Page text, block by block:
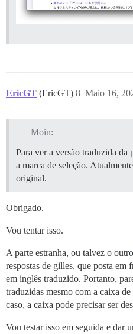
EricGT (EricGT) Maio 16,
8
Moin:
Para ver a versão traduzida da
a marca de seleção.
original.
Obrigado.
Vou tentar isso.
A parte estranha, ou talvez o
respostas de gilles, que posta em
em inglês traduzido. Portanto,
traduzidas mesmo com a caixa
caso, a caixa pode precisar ser
Vou testar isso em seguida e dar